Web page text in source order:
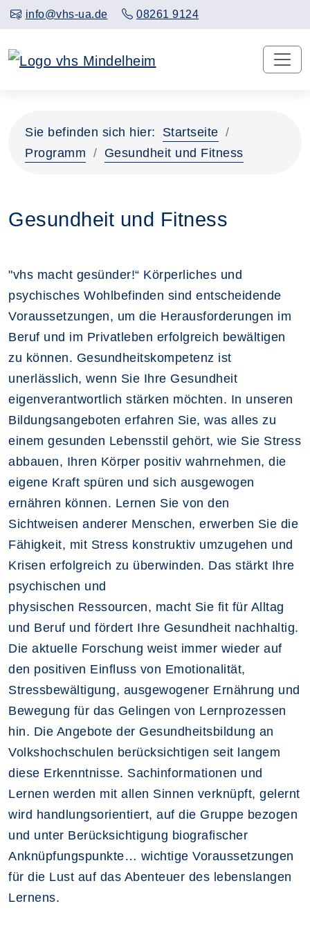
info@vhs-ua.de 08261 9124
Sie befinden sich hier:
Startseite
Programm
Gesundheit und Fitness
Gesundheit und Fitness
"vhs macht gesünder!“ Körperliches und
psychisches Wohlbefinden sind entscheidende
Voraussetzungen, um die Herausforderungen im
Beruf und im Privatleben erfolgreich bewältigen
zu können. Gesundheitskompetenz ist
unerlässlich, wenn Sie Ihre Gesundheit
eigenverantwortlich stärken möchten. In unseren
Bildungsangeboten erfahren Sie, was alles zu
einem gesunden Lebensstil gehört, wie Sie Stress
abbauen, Ihren Körper positiv wahrnehmen, die
eigene Kraft spüren und sich ausgewogen
ernähren können. Lernen Sie von den
Sichtweisen anderer Menschen, erwerben Sie die
Fähigkeit, mit Stress konstruktiv umzugehen und
Krisen erfolgreich zu überwinden. Das stärkt Ihre
psychischen und
physischen Ressourcen, macht Sie fit für Alltag
und Beruf und fördert Ihre Gesundheit nachhaltig.
Die aktuelle Forschung weist immer wieder auf
den positiven Einfluss von Emotionalität,
Stressbewältigung, ausgewogener Ernährung und
Bewegung für das Gelingen von Lernprozessen
hin. Die Angebote der Gesundheitsbildung an
Volkshochschulen berücksichtigen seit langem
diese Erkenntnisse. Sachinformationen und
Lernen werden mit allen Sinnen verknüpft, gelernt
wird handlungsorientiert, auf die Gruppe bezogen
und unter Berücksichtigung biografischer
Anknüpfungspunkte… wichtige Voraussetzungen
für die Lust auf das Abenteuer des lebenslangen
Lernens.